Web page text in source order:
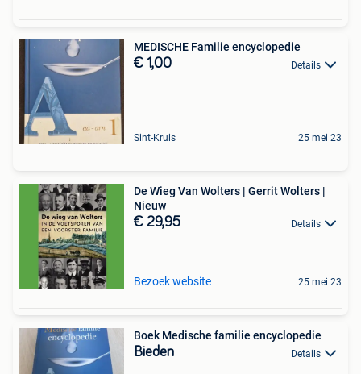
MEDISCHE Familie encyclopedie
€ 1,00 Details
Sint-Kruis 25 mei 23
De Wieg Van Wolters | Gerrit Wolters |
Nieuw
€ 29,95 Details
Bezoek website 25 mei 23
Boek Medische familie encyclopedie
Bieden Details